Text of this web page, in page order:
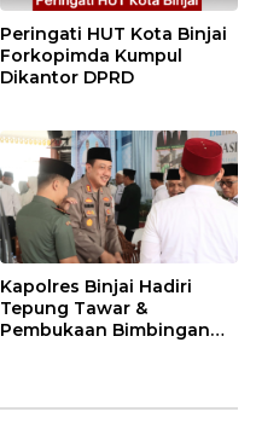
Peringati HUT Kota Binjai
Forkopimda Kumpul
Dikantor DPRD
Kapolres Binjai Hadiri
Tepung Tawar &
Pembukaan Bimbingan